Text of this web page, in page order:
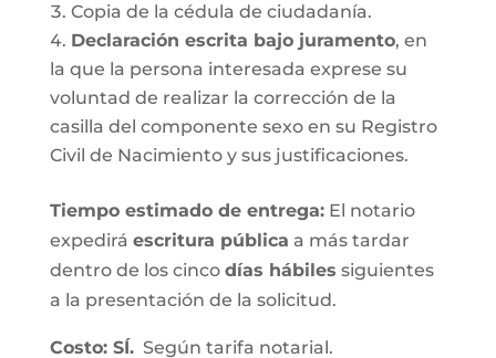
Copia de la cédula de ciudadanía.
Declaración escrita bajo juramento, en
la que la persona interesada exprese su
voluntad de realizar la corrección de la
casilla del componente sexo en su Registro
Civil de Nacimiento y sus justificaciones.
Tiempo estimado de entrega:El notario
expedirá escritura pública a más tardar
dentro de los cinco días hábiles siguientes
a la presentación de la solicitud.
Costo: SÍ.Según tarifa notarial.